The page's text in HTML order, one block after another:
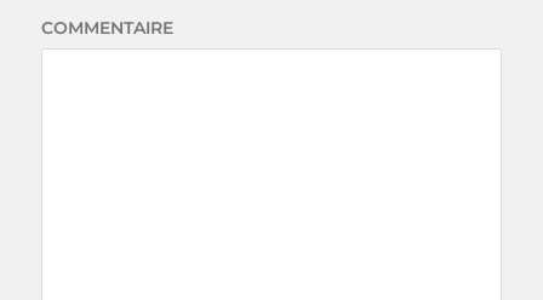
COMMENTAIRE